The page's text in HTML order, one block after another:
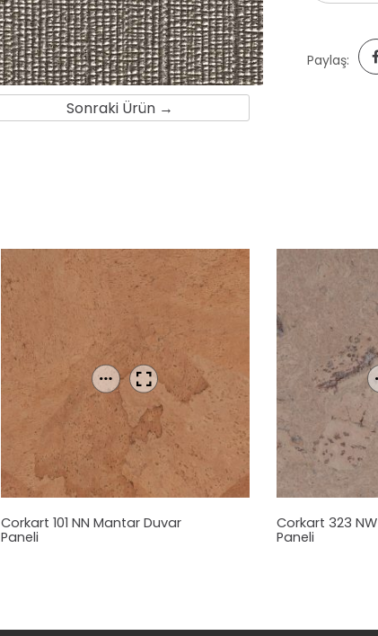
Sonraki Ürün →
Paylaş:
Corkart 101 NN Mantar Duvar
Paneli
Corkart 323 NW
Paneli